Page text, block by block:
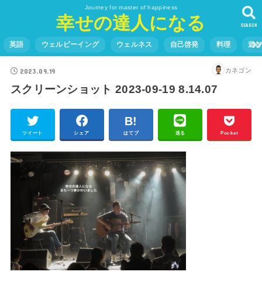
Journey for master of happiness
幸せの達人になる SEARCH
英語 ウェルビーイング ウェルネス 自己啓発 料理 遊
2023.09.19 カネゴン
スクリーンショット 2023-09-19 8.14.07
ツイート シェア はてブ 送る Pocket